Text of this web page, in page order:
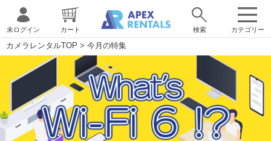
カテゴリー
未ログイン カート 検索
カメラレンタルTOP > 今月の特集